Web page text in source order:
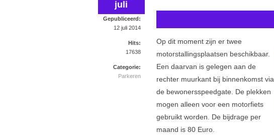
juli
Gepubliceerd:
12 juli 2014
Hits:
17638
Categorie:
Parkeren
Op dit moment zijn er twee
motorstallingsplaatsen beschikbaar.
Een daarvan is gelegen aan de
rechter muurkant bij binnenkomst via
de bewonersspeedgate. De plekken
mogen alleen voor een motorfiets
gebruikt worden. De bijdrage per
maand is 80 Euro.